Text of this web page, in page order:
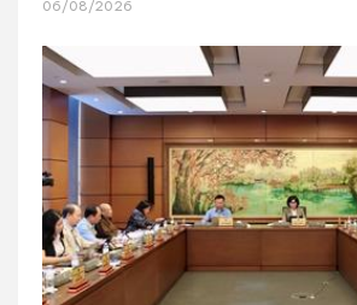
06/08/2026